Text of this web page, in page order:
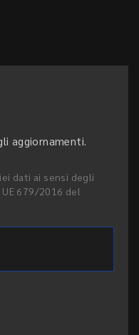
aggiornamenti.
dati ai sensi degli
679/2016 del